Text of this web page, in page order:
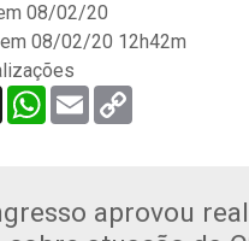
08/02/20
08/02/20 12h42m
X WhatsApp
Email
aprovou